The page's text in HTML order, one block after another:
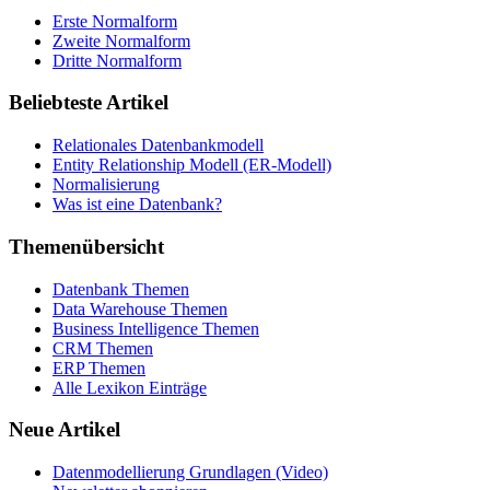
Erste Normalform
Zweite Normalform
Dritte Normalform
Beliebteste Artikel
Relationales Datenbankmodell
Entity Relationship Modell (ER-Modell)
Normalisierung
Was ist eine Datenbank?
Themenübersicht
Datenbank Themen
Data Warehouse Themen
Business Intelligence Themen
CRM Themen
ERP Themen
Alle Lexikon Einträge
Neue Artikel
Datenmodellierung Grundlagen (Video)